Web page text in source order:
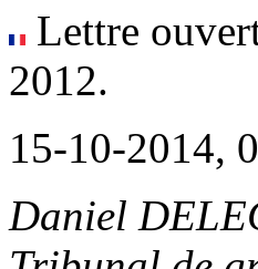
Lettre
2012.
15-10-2014,
Daniel